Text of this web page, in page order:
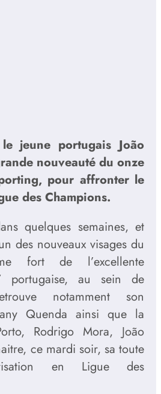
jeune portugais João
nouveauté du onze
pour affronter le
des Champions.
quelques semaines, et
des nouveaux visages du
fort de l’excellente
portugaise, au sein de
notamment son
Quenda ainsi que la
Rodrigo Mora, João
ce mardi soir, sa toute
en Ligue des